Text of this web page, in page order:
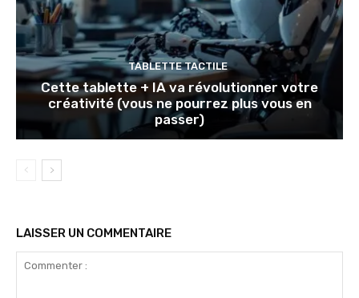
TABLETTE TACTILE
Cette tablette + IA va révolutionner votre
créativité (vous ne pourrez plus vous en
passer)
LAISSER UN COMMENTAIRE